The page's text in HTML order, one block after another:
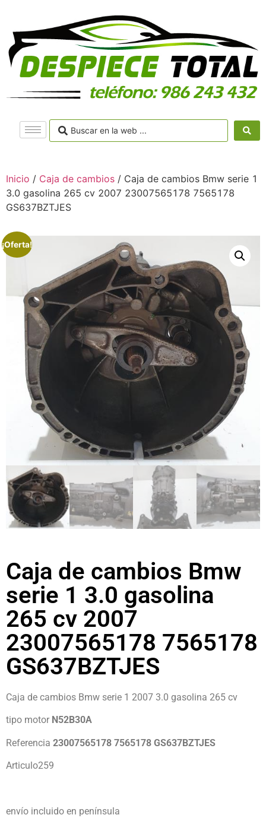
Inicio / Caja de cambios / Caja de cambios Bmw serie 1
3.0 gasolina 265 cv 2007 23007565178 7565178
GS637BZTJES
¡Oferta!
Caja de cambios Bmw
serie 1 3.0 gasolina
265 cv 2007
23007565178 7565178
GS637BZTJES
Caja de cambios Bmw serie 1 2007 3.0 gasolina 265 cv
tipo motor N52B30A
Referencia 23007565178 7565178 GS637BZTJES
Articulo259
envío incluido en península